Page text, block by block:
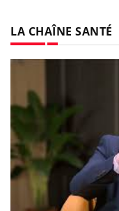
LA CHAÎNE SANTÉ